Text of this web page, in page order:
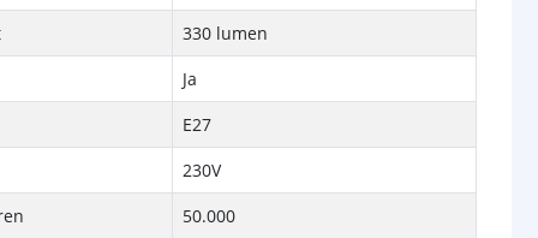
330 lumen
Ja
E27
230V
50.000